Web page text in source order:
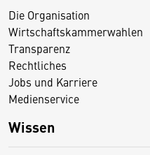
Die Organisation
Wirtschaftskammerwahlen
Transparenz
Rechtliches
Jobs und Karriere
Medienservice
Wissen